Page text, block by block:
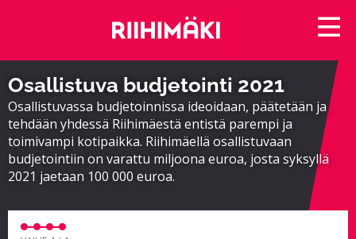
Osallistuva budjetointi 2021
Osallistuvassa budjetoinnissa ideoidaan, päätetään ja
tehdään yhdessä Riihimäestä entistä parempi ja
toimivampi kotipaikka. Riihimäellä osallistuvaan
budjetointiin on varattu miljoona euroa, josta syksyllä
2021 jaetaan 100 000 euroa.